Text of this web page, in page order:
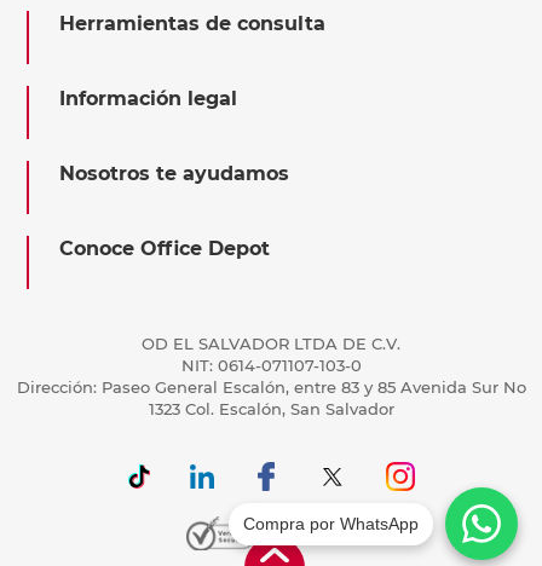
Herramientas de consulta
Información legal
Nosotros te ayudamos
Conoce Office Depot
OD EL SALVADOR LTDA DE C.V.
NIT: 0614-071107-103-0
Dirección: Paseo General Escalón, entre 83 y 85 Avenida Sur No
1323 Col. Escalón, San Salvador
Compra por WhatsApp